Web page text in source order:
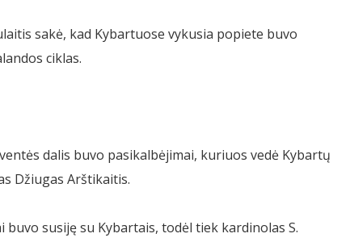
sakė, kad Kybartuose vykusia popiete buvo
ciklas.
dalis buvo pasikalbėjimai, kuriuos vedė Kybartų
Džiugas Arštikaitis.
susiję su Kybartais, todėl tiek kardinolas S.